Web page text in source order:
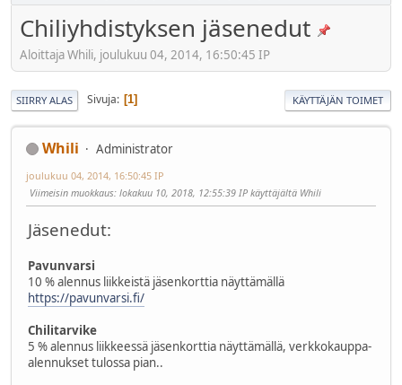
Chiliyhdistyksen jäsenedut
Aloittaja Whili, joulukuu 04, 2014, 16:50:45 IP
SIIRRY ALAS Sivuja 1 KÄYTTÄJÄN TOIMET
Whili Administrator
joulukuu 04, 2014, 16:50:45 IP
Viimeisin muokkaus: lokakuu 10, 2018, 12:55:39 IP käyttäjältä Whili
Jäsenedut:
Pavunvarsi
10 % alennus liikkeistä jäsenkorttia näyttämällä
https://pavunvarsi.fi/
Chilitarvike
5 % alennus liikkeessä jäsenkorttia näyttämällä, verkkokauppa-
alennukset tulossa pian..